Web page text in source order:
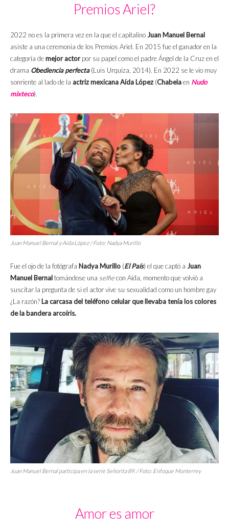
Premios Ariel?
2022 no es la primera vez en la que el capitalinoJuan Manuel Bernal
asiste a una ceremonia de los Premios Ariel. En 2015 fue el ganador en la
categoría demejor actorpor su papel como el padre Ángel de la Cruz en el
drama Obediencia perfecta(Luis Urquiza, 2014). En 2022 se le vio muy
sonriente al lado de la actriz mexicana Aída López (Chabelaen Nudo
mixteco).
Juan Manuel Bernal y Aída López / Foto: Nadya Murillo
Fue el ojo de la fotógrafa Nadya Murillo (El País) el que captó a Juan
Manuel Bernaltomándose una selfiecon Aída, momento que volvió a
suscitar la pregunta de si el actor vive su sexualidad como un hombre gay
¿La razón? La carcasa del teléfono celular que llevaba tenía los colores
de la bandera arcoíris.
Juan Manuel Bernal participa en la serie Señorita 89. / Foto: Enfoque Monterrey
Amor es amor